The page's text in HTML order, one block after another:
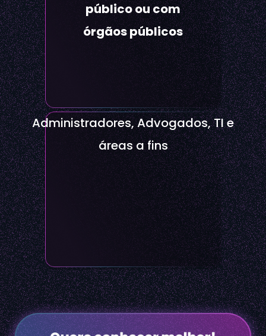
público ou com
órgãos públicos
Administradores, Advogados, TI e
áreas a fins